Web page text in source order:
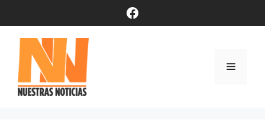
contenido
Facebook
Menú